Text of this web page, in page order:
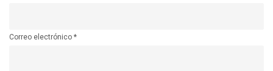
Correo electrónico *